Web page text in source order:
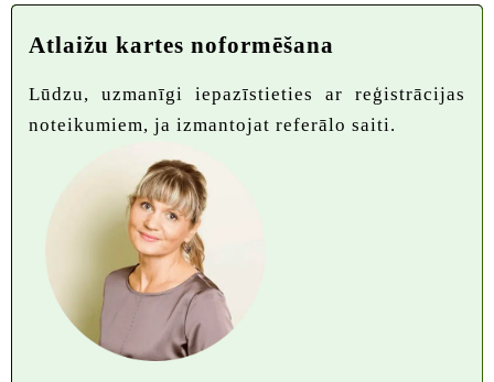
Atlaižu kartes noformēšana
Lūdzu, uzmanīgi iepazīstieties ar reģistrācijas
noteikumiem, ja izmantojat referālo saiti.